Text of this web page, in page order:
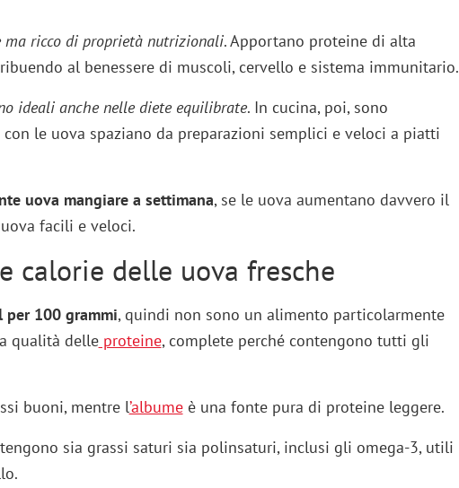
ma ricco di proprietà nutrizionali. Apportano proteine di alta
al benessere di muscoli, cervello e sistema immunitario.
ideali anche nelle diete equilibrate. In cucina, poi, sono
le uova spaziano da preparazioni semplici e veloci a piatti
uova mangiare a settimana, se le uova aumentano davvero il
facili e veloci.
calorie delle uova fresche
per 100 grammi, quindi non sono un alimento particolarmente
qualità delleproteine, complete perché contengono tutti gli
buoni, mentre l’albumeè una fonte pura di proteine leggere.
sia grassi saturi sia polinsaturi, inclusi gli omega-3, utili